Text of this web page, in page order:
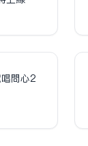
問心2